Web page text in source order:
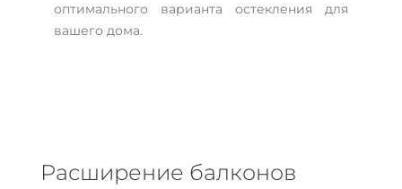
оптимального варианта остекления для
вашего дома.
Расширение балконов